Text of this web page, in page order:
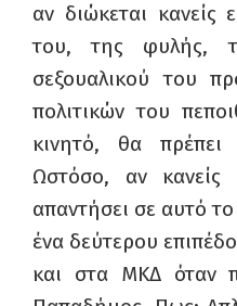
αν διώκεται κανείς
του, της φυλής,
σεξουαλικού του
πολιτικών του
κινητό, θα πρέπει
Ωστόσο, αν κανείς
απαντήσει σε αυτό
ένα δεύτερου
και στα ΜΚΔ όταν